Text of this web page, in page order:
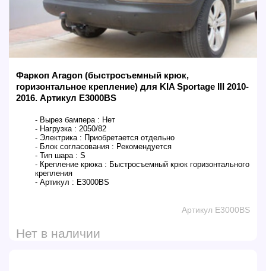
Фаркоп Aragon (быстросъемный крюк,
горизонтальное крепление) для KIA Sportage III 2010-
2016. Артикул E3000BS
- Вырез бампера : Нет
- Нагрузка : 2050/82
- Электрика : Приобретается отдельно
- Блок согласования : Рекомендуется
- Тип шара : S
- Крепление крюка : Быстросъемный крюк горизонтального
крепления
- Артикул : E3000BS
Артикул E3000BS
Нет в наличии